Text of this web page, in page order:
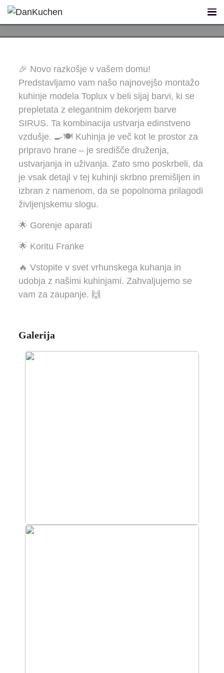
REFERENCE
KUHINJE
FIRST
DANKÜCHEN STUDIO
PLANER
🎉 Novo razkošje v vašem domu!
Predstavljamo vam našo najnovejšo montažo
kuhinje modela Toplux v beli sijaj barvi, ki se
prepletata z elegantnim dekorjem barve
SIRUS. Ta kombinacija ustvarja edinstveno
vzdušje. 🍳🍽️ Kuhinja je več kot le prostor za
pripravo hrane – je središče druženja,
ustvarjanja in uživanja. Zato smo poskrbeli, da
je vsak detajl v tej kuhinji skrbno premišljen in
izbran z namenom, da se popolnoma prilagodi
življenjskemu slogu.
🌟 Gorenje aparati
🌟 Koritu Franke
🔥 Vstopite v svet vrhunskega kuhanja in
udobja z našimi kuhinjami. Zahvaljujemo se
vam za zaupanje. 🙌
Galerija